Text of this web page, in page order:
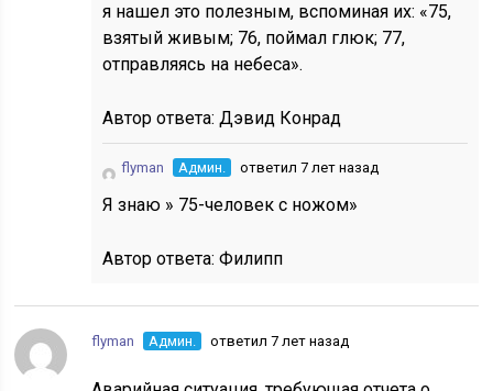
я нашел это полезным, вспоминая их: «75,
взятый живым; 76, поймал глюк; 77,
отправляясь на небеса».
Автор ответа:Дэвид Конрад
flyman Админ. ответил 7 лет назад
Я знаю » 75-человек с ножом»
Автор ответа:Филипп
flyman Админ. ответил 7 лет назад